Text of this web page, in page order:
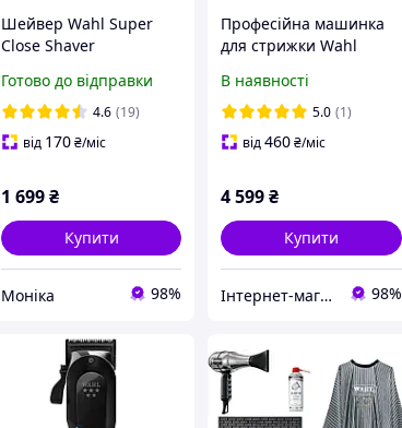
Шейвер Wahl Super
Close Shaver
Готово до відправки
4.6 (19)
від 170₴/міс
1 699₴
Купити
Моніка 98%
Професійна машинка
для стрижки Wahl
(3027253)
В наявності
5.0 (1)
від460₴/міс
4 599₴
Купити
Інтернет-магазин "OpenSalon" 98%